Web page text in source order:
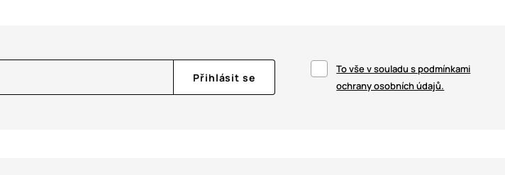
Přihlásit se
To vše v souladu s podmínkami
ochrany osobních údajů.